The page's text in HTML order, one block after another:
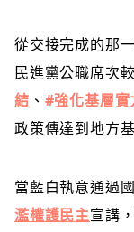
從交接完成的那
民進黨公職席次
結 、 #強化基層實
政策傳達到地方
當藍白執意通過
濫權護民主宣講